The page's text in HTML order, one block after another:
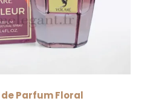
de Parfum Floral